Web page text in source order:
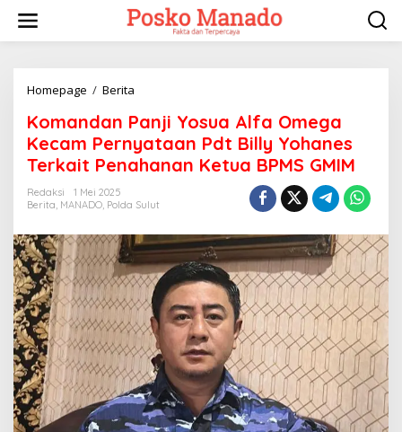
konten
Homepage / Berita
Yosua
Alfa
Omega
Kecam
Pdt
Yohanes
Terkait
Penahanan
Ketua
BPMS
GMIM
Komandan Panji Yosua Alfa Omega
Kecam Pernyataan Pdt Billy Yohanes
Terkait Penahanan Ketua BPMS GMIM
Redaksi
1 Mei 2025
Berita, MANADO, Polda Sulut